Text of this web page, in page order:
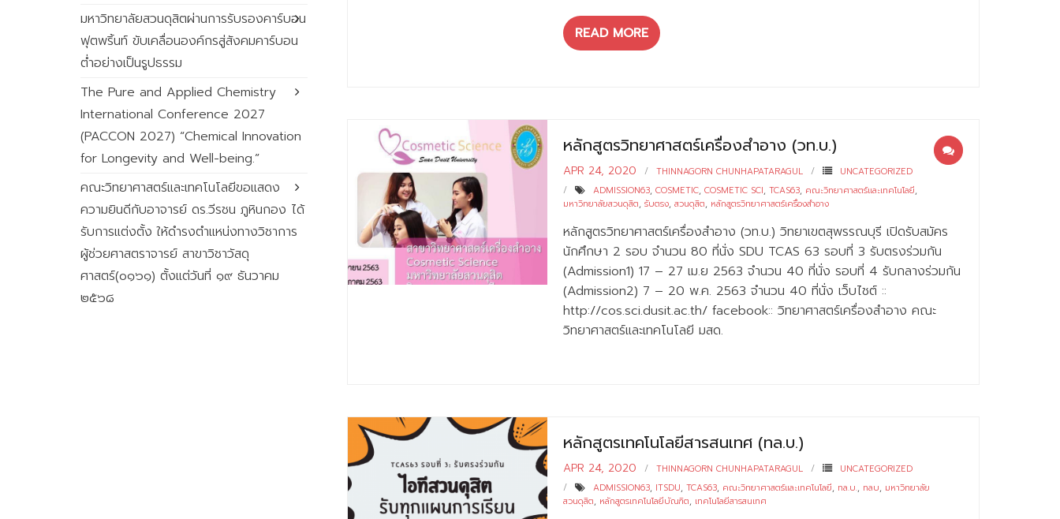
READ MORE
หลักสูตรวิทยาศาสตร์เครื่องสำอาง (วท.บ.)
APR 24, 2020 THINNAGORN CHUNHAPATARAGUL
UNCATEGORIZED
ADMISSION63,COSMETIC,COSMETIC SCI,TCAS63, คณะวิทยาศาสตร์และเทคโนโลยี,
มหาวิทยาลัยสวนดุสิต,รับตรง,สวนดุสิต, หลักสูตรวิทยาศาสตร์เครื่องสำอาง
หลักสูตรวิทยาศาสตร์เครื่องสำอาง (วท.บ.) วิทยาเขตสุพรรณบุรี เปิดรับสมัคร
นักศึกษา 2 รอบ จำนวน 80 ที่นั่ง SDU TCAS 63 รอบที่ 3 รับตรงร่วมกัน
(Admission1) 17 – 27 เม.ย 2563 จำนวน 40 ที่นั่ง รอบที่ 4 รับกลางร่วมกัน
(Admission2) 7 – 20 พ.ค. 2563 จำนวน 40 ที่นั่ง เว็บไชต์ ::
http://cos.sci.dusit.ac.th/ facebook:: วิทยาศาสตร์เครื่องสำอาง คณะ
วิทยาศาสตร์และเทคโนโลยี มสด.
หลักสูตรเทคโนโลยีสารสนเทศ (ทล.บ.)
APR 24, 2020 THINNAGORN CHUNHAPATARAGUL
UNCATEGORIZED
ADMISSION63, ITSDU,TCAS63, คณะวิทยาศาสตร์และเทคโนโลยี, ทล.บ., ทลบ, มหาวิทยาลัย
สวนดุสิต, หลักสูตรเทคโนโลยีบัณฑิต, เทคโนโลยีสารสนเทศ
มหาวิทยาลัยสวนดุสิตผ่านการรับรองคาร์บอน
ฟุตพริ้นท์ ขับเคลื่อนองค์กรสู่สังคมคาร์บอน
ต่ำอย่างเป็นรูปธรรม
The Pure and Applied Chemistry
International Conference 2027
(PACCON 2027) “Chemical Innovation
for Longevity and Well-being.”
คณะวิทยาศาสตร์และเทคโนโลยีขอแสดง
ความยินดีกับอาจารย์ ดร.วีรชน ภูหินกอง ได้
รับการแต่งตั้ง ให้ดำรงตำแหน่งทางวิชาการ
ผู้ช่วยศาสตราจารย์ สาขาวิชาวัสดุ
ศาสตร์(๐๑๖๑) ตั้งแต่วันที่ ๑๙ ธันวาคม
๒๕๖๘